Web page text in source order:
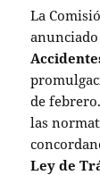
La
de
las
Ley de